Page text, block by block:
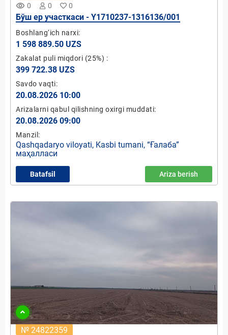
remove_red_eye 0 0 0
Бўш ер участкаси - Y1710237-1316136/001
Boshlang‘ich narxi:
1 598 889.50 UZS
Zakalat puli miqdori (25%) :
399 722.38 UZS
Savdo vaqti:
20.08.2026 10:00
Arizalarni qabul qilishning oxirgi muddati:
20.08.2026 09:00
Manzil:
Qashqadaryo viloyati, Kasbi tumani, “Ғалаба”
маҳалласи
Batafsil Ariza berish
№ 24822359